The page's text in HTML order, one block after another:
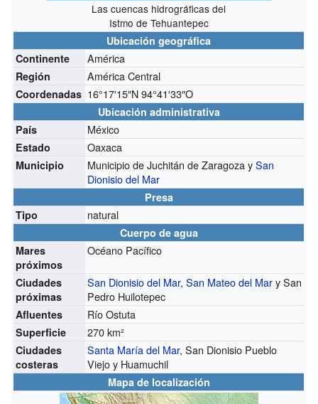
Las cuencas hidrográficas del
Istmo de Tehuantepec
Ubicación geográfica
Continente
América
Región América Central
Coordenadas 16°17′15″N94°41′33″O
Ubicación administrativa
País
México
Estado Oaxaca
Municipio Municipio de Juchitán de Zaragoza ySan
Dionisio del Mar
Presa
Tipo
natural
Cuerpo de agua
Mares
próximos
Océano Pacífico
Ciudades
próximas
San Dionisio del Mar,San Mateo del Mary San
Pedro Huilotepec
Afluentes Río Ostuta
Superficie 270 km²
Ciudades
costeras
Santa María del Mar, San Dionisio Pueblo
Viejo y Huamuchil
Mapa de localización